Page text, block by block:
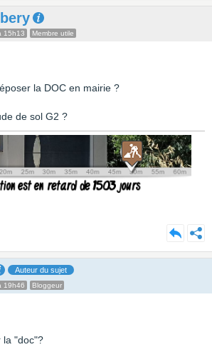
15h13 Membre utile
la DOC en mairie ?
de sol G2 ?
Auteur du sujet
19h46 Bloggeur
la "doc"?